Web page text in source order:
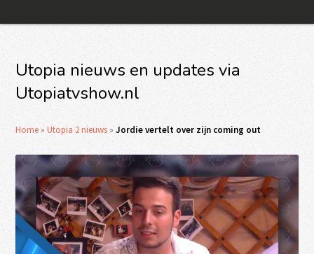
Utopia nieuws en updates via
Utopiatvshow.nl
Home »Utopia 2 nieuws »Jordie vertelt over zijn coming out